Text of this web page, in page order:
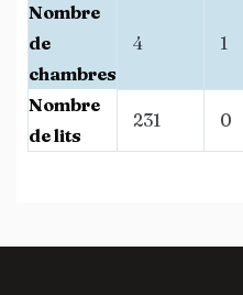
Nombre
de
chambres
4 1
Nombre
de lits
231 0